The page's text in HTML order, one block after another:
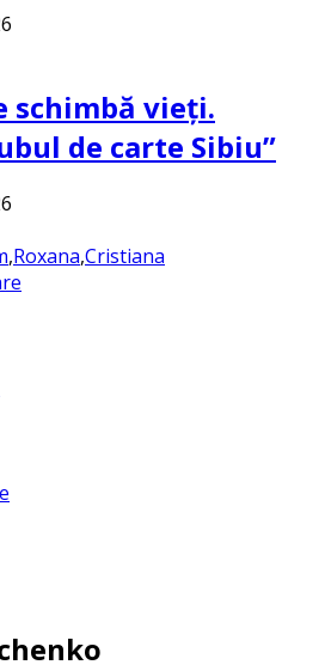
schimbă vieți.
de carte Sibiu”
,Roxana,Cristiana